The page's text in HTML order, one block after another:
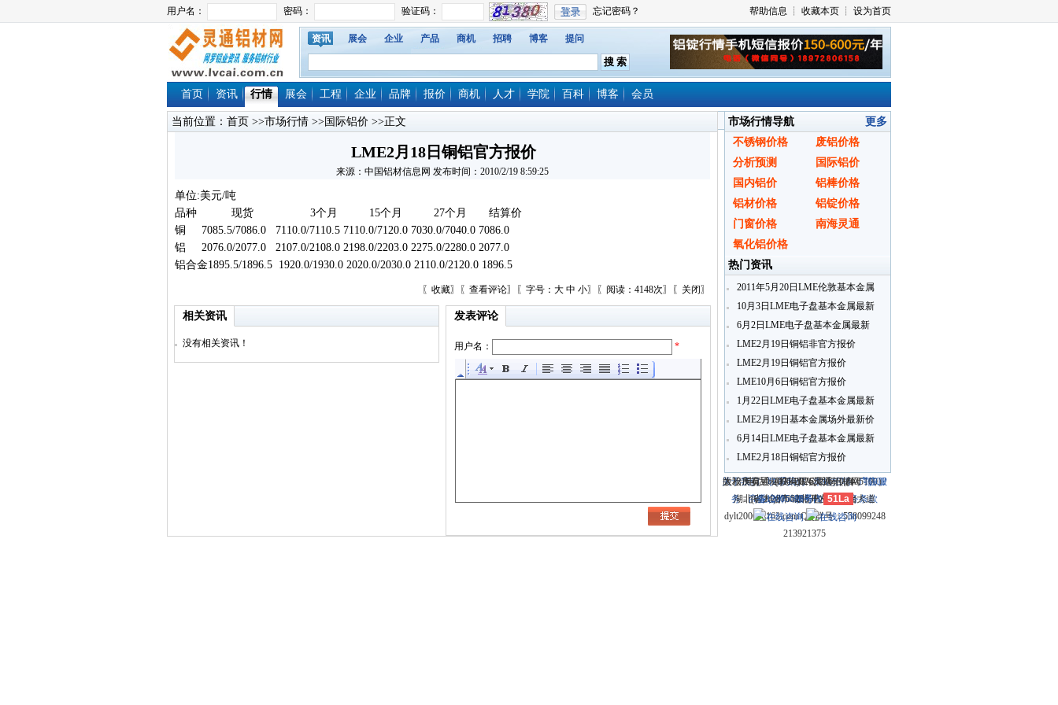
资讯 展会 企业 产品 商机 招聘 博客 提问
首页 资讯 行情 展会 工程 企业 品牌 报价 商机 人才 学院 百科 博客 会员
当前位置： 首页 >>市场行情 >>国际铝价 >>正文
LME2月18日铜铝官方报价
来源：中国铝材信息网 发布时间：2010/2/19 8:59:25
单位:美元/吨
品种 现货 3个月 15个月 27个月 结算价
铜 7085.5/7086.0 7110.0/7110.5 7110.0/7120.0 7030.0/7040.0 7086.0
铝 2076.0/2077.0 2107.0/2108.0 2198.0/2203.0 2275.0/2280.0 2077.0
铝合金1895.5/1896.5 1920.0/1930.0 2020.0/2030.0 2110.0/2120.0 1896.5
〖 收藏〗〖 查看评论〗〖字号： 大 中 小〗〖阅读：4148次〗〖 关闭〗
相关资讯
没有相关资讯！
发表评论
用户名： *
市场行情导航
更多
不锈钢价格
废铝价格
分析预测
国际铝价
国内铝价
铝棒价格
铝材价格
铝锭价格
门窗价格
南海灵通
氧化铝价格
热门资讯
2011年5月20日LME伦敦基本金属
收盘价格行情
10月3日LME电子盘基本金属最新
报价(9:20)
6月2日LME电子盘基本金属最新
报价(16:00)
LME2月19日铜铝非官方报价
LME2月19日铜铝官方报价
LME10月6日铜铝官方报价
1月22日LME电子盘基本金属最新
报价(16:30)
LME2月19日基本金属场外最新价
及升贴水
6月14日LME电子盘基本金属最新
报价(11:30)
LME2月18日铜铝官方报价
关于我们-联系我们-本站招聘-广告服
务- 商业合作-服务内容-服务条款
电话：(0714)8765286 传真：
(0714)8765285 电子邮件：
dylt2006@163.com QQ群号：558099248
213921375
大冶市灵通科技有限公司 @ （435100）
湖北省大冶市城北开发区新冶大道
版权所有 © 2006-2026灵通铝材网鄂ICP
备12005698号-1
51La